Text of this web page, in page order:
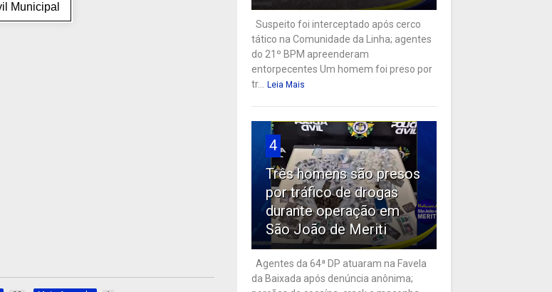
Municipal
Suspeito foi interceptado após cerco
tático na Comunidade da Linha; agentes
do 21º BPM apreenderam
entorpecentes Um homem foi preso por
tr...
Leia Mais
4
Três homens são presos
por tráfico de drogas
durante operação em
São João de Meriti
Agentes da 64ª DP atuaram na Favela
da Baixada após denúncia anônima;